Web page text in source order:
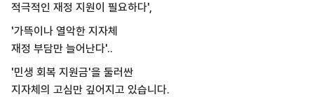
적극적인 재정 지원이 필요하다',
'가뜩이나 열악한 지자체
재정 부담만 늘어난다'..
'민생 회복 지원금'을 둘러싼
지자체의 고심만 깊어지고 있습니다.